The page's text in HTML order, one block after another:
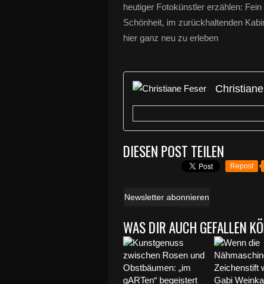
heutiger Fotokünstler erzählen:
Schönheit, im zurückhaltenden
hier ganz neu zu erleben
DIESEN POST TEILEN
Repost
Newsletter abonnieren
WAS DIR AUCH GEFALLEN